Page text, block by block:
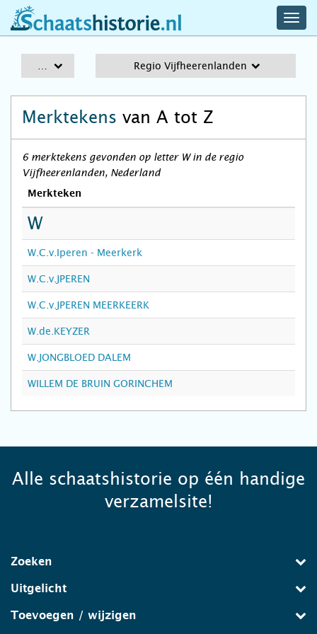
schaatshistorie.nl
Regio Vijfheerenlanden
Merktekens van A tot Z
6 merktekens gevonden op letter W in de regio
Vijfheerenlanden, Nederland
Merkteken
W
W.C.v.Iperen - Meerkerk
W.C.v.JPEREN
W.C.v.JPEREN MEERKEERK
W.de.KEYZER
W.JONGBLOED DALEM
WILLEM DE BRUIN GORINCHEM
Alle schaatshistorie op één handige
verzamelsite!
Zoeken
Uitgelicht
Toevoegen / wijzigen